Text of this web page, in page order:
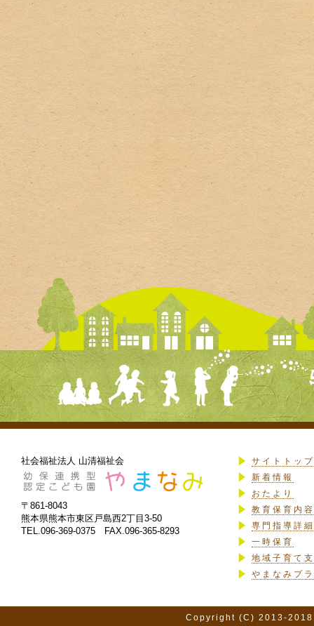
社会福祉法人 山清福祉会
〒861-8043
熊本県熊本市東区戸島西2丁目3-50
TEL.096-369-0375 FAX.096-365-8293
サイトトップ
新着情報
おたより
教育保育内
専門指導詳細
一時保育
地域子育て
やまなみプ
Copyright (C) 2013-